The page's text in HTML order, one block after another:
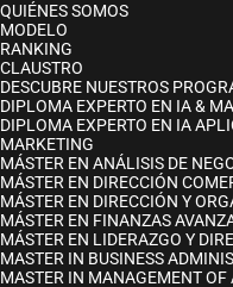
QUIÉNES SOMOS
MODELO
RANKING
CLAUSTRO
DESCUBRE NUESTROS
DIPLOMA EXPERTO EN IA &
DIPLOMA EXPERTO EN IA
MARKETING
MÁSTER EN ANÁLISIS DE
MÁSTER EN DIRECCIÓN
MÁSTER EN DIRECCIÓN Y
MÁSTER EN FINANZAS
MÁSTER EN LIDERAZGO Y
MASTER IN BUSINESS
MASTER IN MANAGEMENT OF